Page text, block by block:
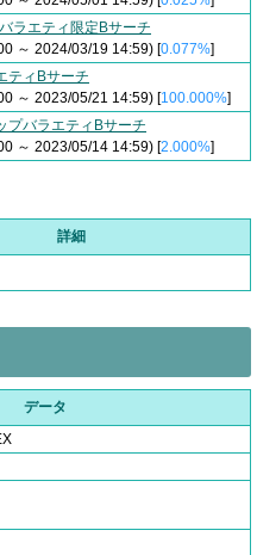
ラエティ限定Bサーチ
～ 2024/03/19 14:59) [0.077%]
ティBサーチ
～ 2023/05/21 14:59) [100.000%]
プバラエティBサーチ
～ 2023/05/14 14:59) [2.000%]
詳細
データ